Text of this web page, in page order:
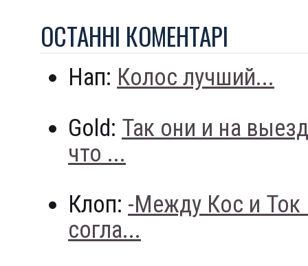
ОСТАННI КОМЕНТАРI
Нап: Колос лучший...
Gold: Так они и на
что ...
Клоп: -Между Кос и
согла...